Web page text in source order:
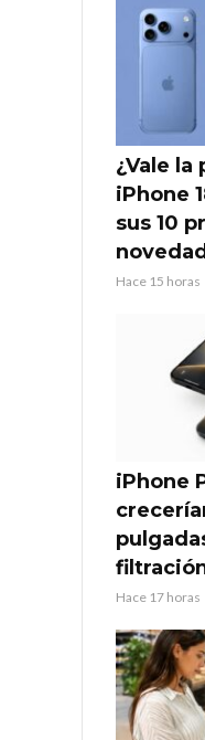
¿Vale la
iPhone
sus 10
Hace 15 horas
iPhone
Hace 17 horas